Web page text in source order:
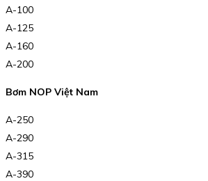
A-100
A-125
A-160
A-200
Bơm NOP Việt Nam
A-250
A-290
A-315
A-390